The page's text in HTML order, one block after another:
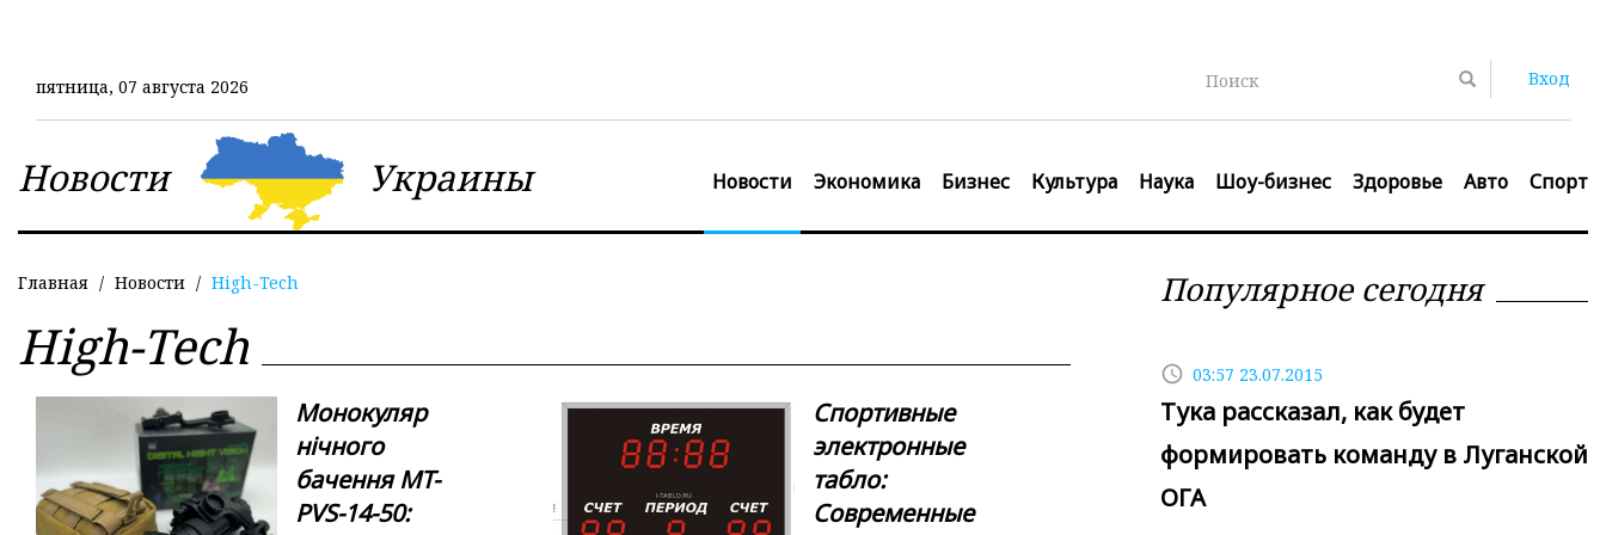
содержанию
пятница, 07 августа 2026
Вход
Новости Украины Новости Экономика Бизнес Культура Наука Шоу-бизнес Здоровье Авто Спорт
Главная Новости High-Tech
High-Tech
Монокуляр
нічного
бачення MT-
PVS-14-50:
Спортивные
электронные
табло:
Современные
Популярное сегодня
access_time 03:57 23.07.2015
Тука рассказал, как будет
формировать команду в Луганской
ОГА